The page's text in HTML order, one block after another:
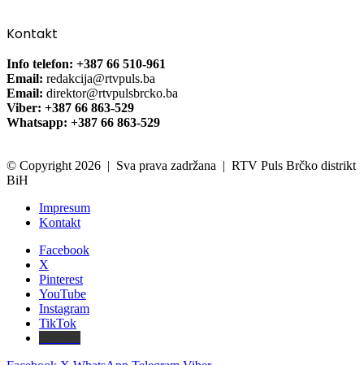
Kontakt
Info telefon: +387 66 510-961
Email: redakcija@rtvpuls.ba
Email: direktor@rtvpulsbrcko.ba
Viber: +387 66 863-529
Whatsapp: +387 66 863-529
© Copyright 2026 | Sva prava zadržana | RTV Puls Brčko distrikt
BiH
Impresum
Kontakt
Facebook
X
Pinterest
YouTube
Instagram
TikTok